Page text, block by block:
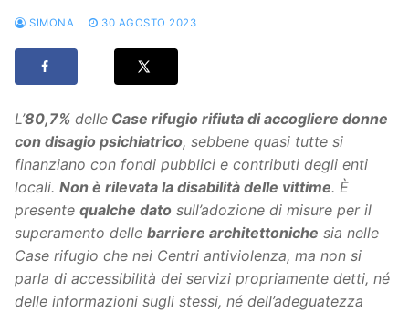
SIMONA 30 AGOSTO 2023
L’80,7% delle Case rifugio rifiuta di accogliere donne
con disagio psichiatrico, sebbene quasi tutte si
finanziano con fondi pubblici e contributi degli enti
locali. Non è rilevata la disabilità delle vittime. È
presente qualche dato sull’adozione di misure per il
superamento delle barriere architettoniche sia nelle
Case rifugio che nei Centri antiviolenza, ma non si
parla di accessibilità dei servizi propriamente detti, né
delle informazioni sugli stessi, né dell’adeguatezza